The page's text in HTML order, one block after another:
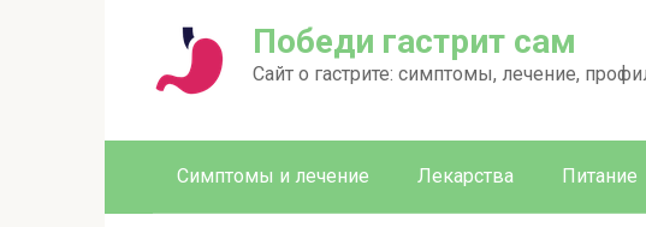
Победи гастрит сам
Сайт о гастрите: симптомы, лечение,
Симптомы и лечение Лекарства Питание